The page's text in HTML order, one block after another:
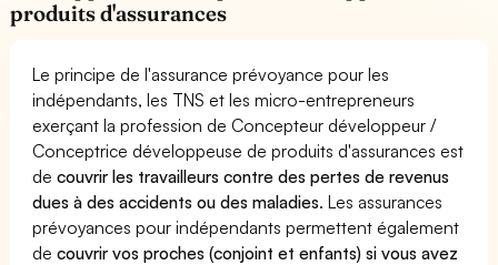
produits d'assurances
Le principe de l'assurance prévoyance pour les
indépendants, les TNS et les micro-entrepreneurs
exerçant la profession de Concepteur développeur /
Conceptrice développeuse de produits d'assurances est
decouvrir les travailleurs contre des pertes de revenus
dues à des accidents ou des maladies. Les assurances
prévoyances pour indépendants permettent également
decouvrir vos proches (conjoint et enfants) si vous avez